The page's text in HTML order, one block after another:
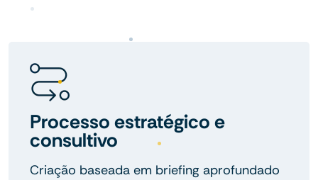
Processo estratégico e
consultivo
Criação baseada em briefing aprofundado